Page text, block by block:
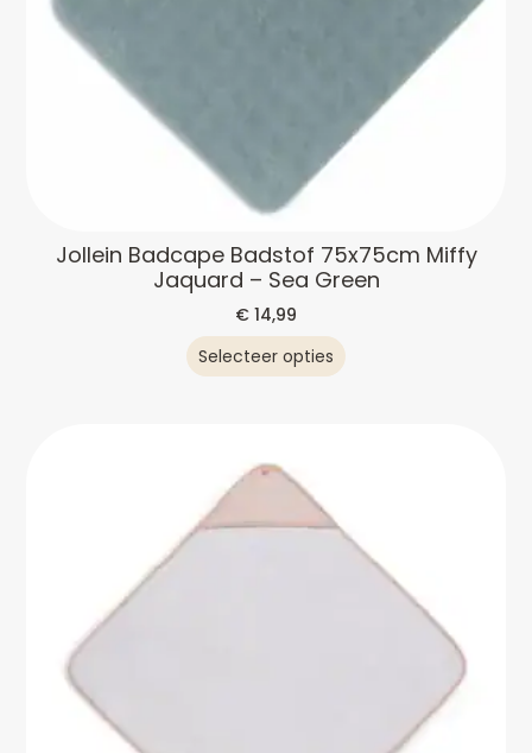
Jollein Badcape Badstof 75x75cm Miffy
Jaquard – Sea Green
€ 14,99
Selecteer opties